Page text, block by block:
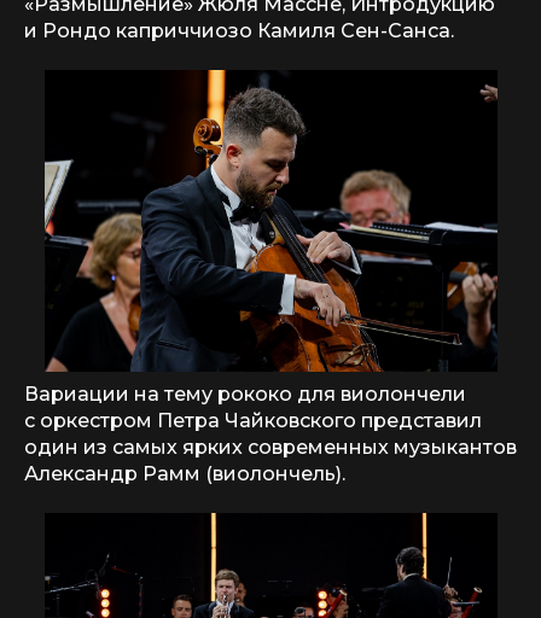
и Рондо каприччиозо Камиля Сен-Санса.
Вариации на тему рококо для виолончели
с оркестром Петра Чайковского представил
один из самых ярких современных музыкантов
Александр Рамм (виолончель).